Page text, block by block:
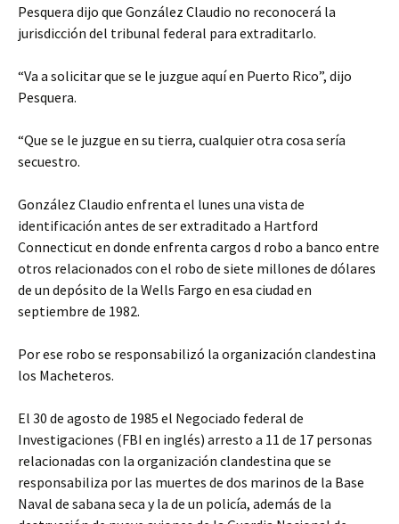
Pesquera dijo que González Claudio no reconocerá la
jurisdicción del tribunal federal para extraditarlo.
“Va a solicitar que se le juzgue aquí en Puerto Rico”, dijo
Pesquera.
“Que se le juzgue en su tierra, cualquier otra cosa sería
secuestro.
González Claudio enfrenta el lunes una vista de
identificación antes de ser extraditado a Hartford
Connecticut en donde enfrenta cargos d robo a banco entre
otros relacionados con el robo de siete millones de dólares
de un depósito de la Wells Fargo en esa ciudad en
septiembre de 1982.
Por ese robo se responsabilizó la organización clandestina
los Macheteros.
El 30 de agosto de 1985 el Negociado federal de
Investigaciones (FBI en inglés) arresto a 11 de 17 personas
relacionadas con la organización clandestina que se
responsabiliza por las muertes de dos marinos de la Base
Naval de sabana seca y la de un policía, además de la